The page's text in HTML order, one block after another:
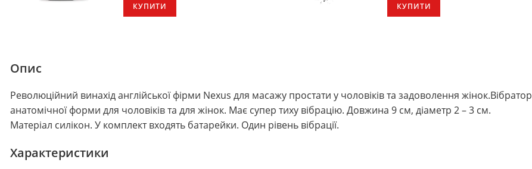
КУПИТИ КУПИТИ
Опис
Революційний винахід англійської фірми Nexus для масажу простати у чоловіків та задоволення жінок.Вібратор
анатомічної форми для чоловіків та для жінок. Має супер тиху вібрацію. Довжина 9 см, діаметр 2 – 3 см.
Матеріал силікон. У комплект входять батарейки. Один рівень вібрації.
Характеристики